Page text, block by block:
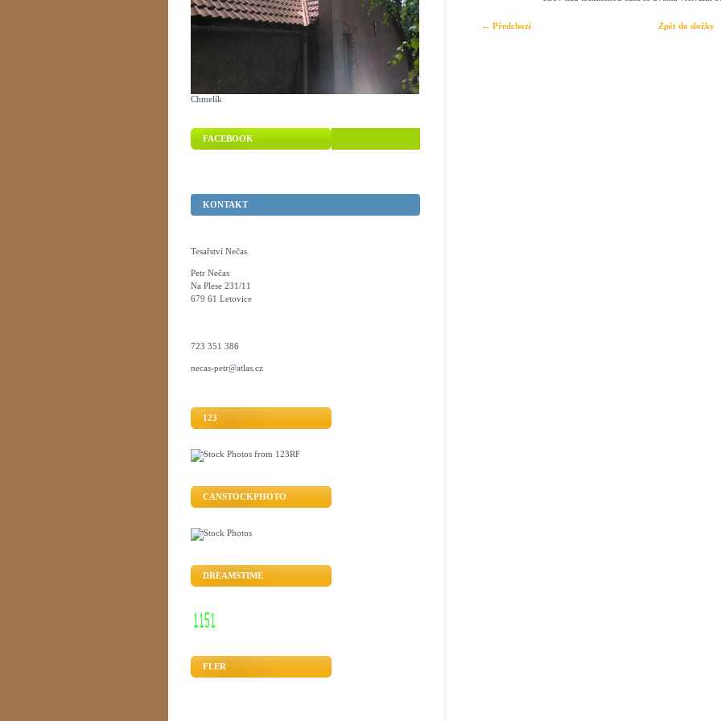
← Předchozí Zpět do složky
Chmelík
FACEBOOK
KONTAKT
Tesařství Nečas
Petr Nečas
Na Plese 231/11
679 61 Letovice
723 351 386
necas-petr@atlas.cz
123
CANSTOCKPHOTO
DREAMSTIME
FLER